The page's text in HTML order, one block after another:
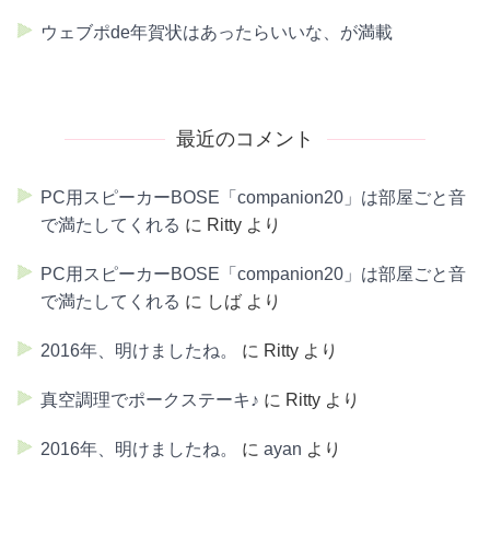
ウェブポde年賀状はあったらいいな、が満載
最近のコメント
PC用スピーカーBOSE「companion20」は部屋ごと音
で満たしてくれる に Ritty より
PC用スピーカーBOSE「companion20」は部屋ごと音
で満たしてくれる に しば より
2016年、明けましたね。 に Ritty より
真空調理でポークステーキ♪ に Ritty より
2016年、明けましたね。 に ayan より